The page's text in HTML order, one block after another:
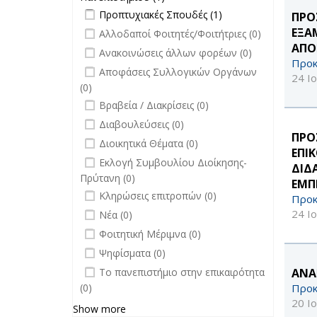
24
24
20
Εκδόσεις
Πανεπιστημίου filter
Apply Προπτυχιακές Σπουδές filter
Προπτυχιακές Σπουδές (1)
Σπουδές filter
undefined
Αλλοδαποί Φοιτητές/Φοιτήτριες (0)
undefined
Ανακοινώσεις άλλων φορέων (0)
undefined
Αποφάσεις Συλλογικών Οργάνων
(0)
undefined
Βραβεία / Διακρίσεις (0)
undefined
Διαβουλεύσεις (0)
undefined
Διοικητικά Θέματα (0)
undefined
Εκλογή Συμβουλίου Διοίκησης-
Πρύτανη (0)
undefined
Κληρώσεις επιτροπών (0)
undefined
Νέα (0)
undefined
Φοιτητική Μέριμνα (0)
undefined
Ψηφίσματα (0)
undefined
Το πανεπιστήμιο στην επικαιρότητα
(0)
Show more